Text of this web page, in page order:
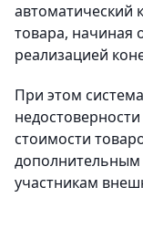
автоматический
товара, начиная
реализацией
При этом
стоимости
участникам